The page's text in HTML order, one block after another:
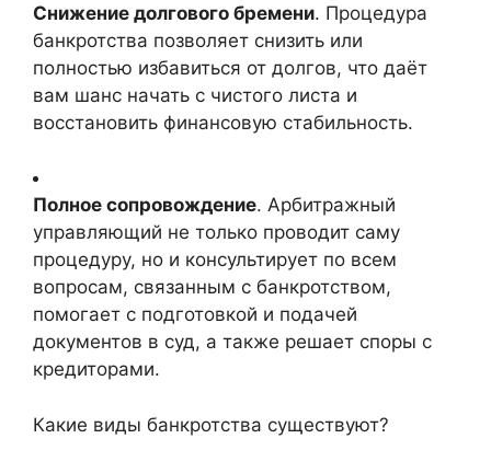
Снижение долгового бремени. Процедура
банкротства позволяет снизить или
полностью избавиться от долгов, что даёт
вам шанс начать с чистого листа и
восстановить финансовую стабильность.
Полное сопровождение. Арбитражный
управляющий не только проводит саму
процедуру, но и консультирует по всем
вопросам, связанным с банкротством,
помогает с подготовкой и подачей
документов в суд, а также решает споры с
кредиторами.
Какие виды банкротства существуют?